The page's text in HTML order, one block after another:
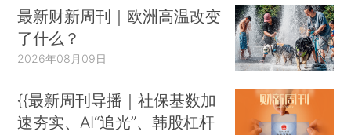
最新财新周刊｜欧洲高温改变
了什么？
2026年08月09日
{{最新周刊导播｜社保基数加
速夯实、AI“追光”、韩股杠杆